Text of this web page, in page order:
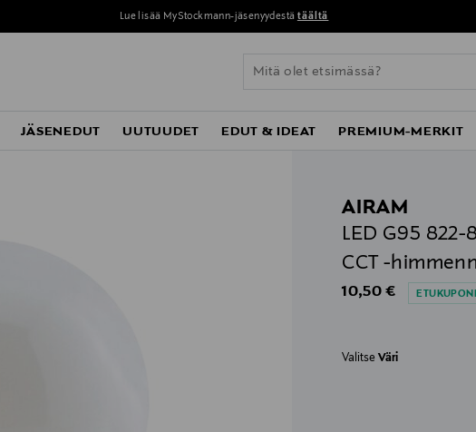
Lue lisää MyStockmann-jäsenyydestä täältä
JÄSENEDUT UUTUUDET EDUT & IDEAT PREMIUM-MERKIT
AIRAM
LED G95
CCT -
Original Price
10,50 €
ValitseVäri